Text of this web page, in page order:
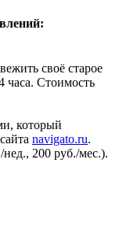
своё старое
часа. Стоимость
который
navigato.ru.
200 руб./мес.).